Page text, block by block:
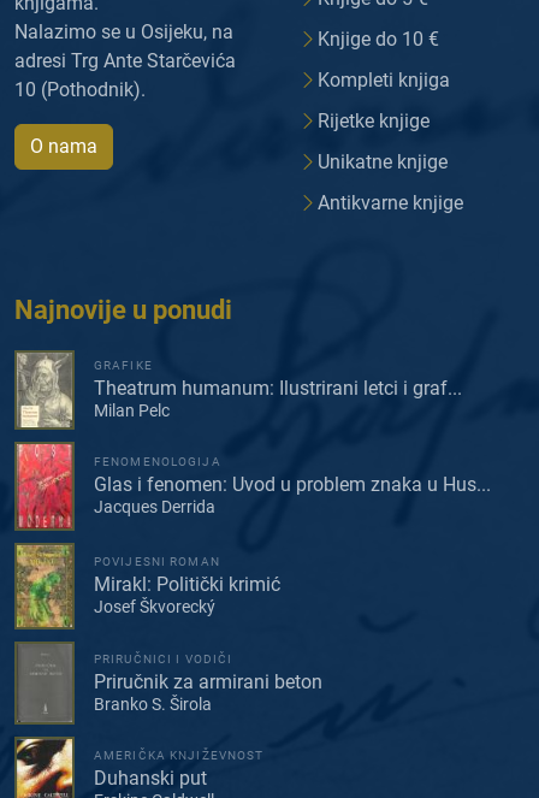
Nalazimo se u Osijeku, na
adresi Trg Ante Starčevića
10 (Pothodnik).
O nama
Knjige do 10 €
Kompleti knjiga
Rijetke knjige
Unikatne knjige
Antikvarne knjige
Najnovije u ponudi
GRAFIKE
Theatrum humanum: Ilustrirani letci i graf...
Milan Pelc
FENOMENOLOGIJA
Glas i fenomen: Uvod u problem znaka u Hus...
Jacques Derrida
POVIJESNI ROMAN
Mirakl: Politički krimić
Josef Škvorecký
PRIRUČNICI I VODIČI
Priručnik za armirani beton
Branko S. Širola
AMERIČKA KNJIŽEVNOST
Duhanski put